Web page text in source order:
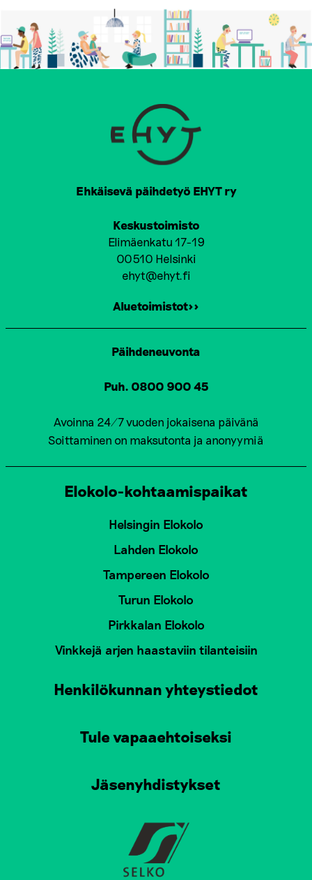
Ehkäisevä päihdetyö EHYT ry
Keskustoimisto
Elimäenkatu 17-19
00510 Helsinki
ehyt@ehyt.fi
Aluetoimistot>>
Päihdeneuvonta
Puh. 0800 900 45
Avoinna 24/7 vuoden jokaisena päivänä
Soittaminen on maksutonta ja anonyymiä
Elokolo-kohtaamispaikat
Helsingin Elokolo
Lahden Elokolo
Tampereen Elokolo
Turun Elokolo
Pirkkalan Elokolo
Vinkkejä arjen haastaviin tilanteisiin
Henkilökunnan yhteystiedot
Tule vapaaehtoiseksi
Jäsenyhdistykset